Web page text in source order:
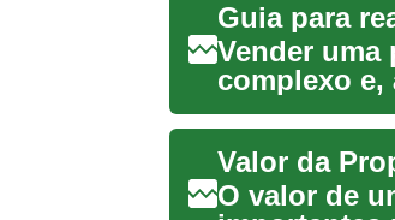
Vender uma
complexo e,
por mais
O valor de